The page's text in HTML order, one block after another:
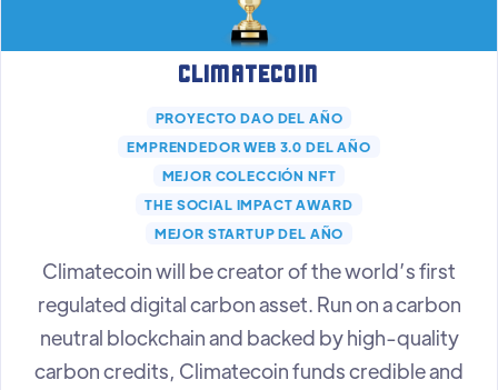
Climatecoin
PROYECTO DAO DEL AÑO
EMPRENDEDOR WEB 3.0 DEL AÑO
MEJOR COLECCIÓN NFT
THE SOCIAL IMPACT AWARD
MEJOR STARTUP DEL AÑO
Climatecoin will be creator of the world’s first
regulated digital carbon asset. Run on a carbon
neutral blockchain and backed by high-quality
carbon credits, Climatecoin funds credible and